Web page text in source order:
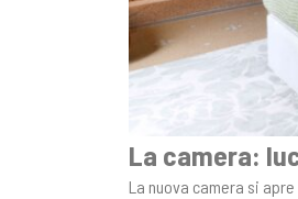
La camera:
La nuova camera si